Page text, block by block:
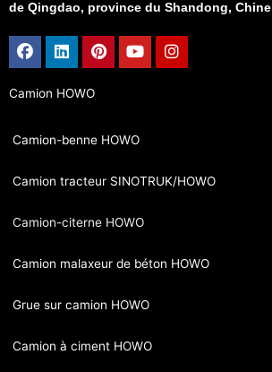
de Qingdao, province du Shandong, Chine
Facebook
LinkedinPinterest
YoutubeInstagram
Camion HOWO
Camion-benne HOWO
Camion tracteur SINOTRUK/HOWO
Camion-citerne HOWO
Camion malaxeur de béton HOWO
Grue sur camion HOWO
Camion à ciment HOWO